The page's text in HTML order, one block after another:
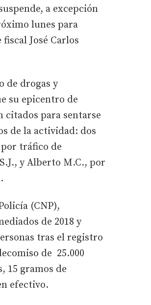
a excepción
lunes para
José Carlos
de drogas y
su epicentro de
citados para sentarse
de la actividad: dos
por tráfico de
y Alberto M.C., por
(CNP),
de 2018 y
tras el registro
de 25.000
15 gramos de
efectivo.